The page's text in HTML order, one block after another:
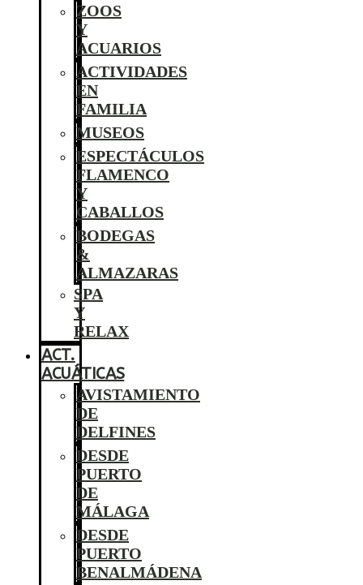
ZOOS
Y
ACUARIOS
ACTIVIDADES
EN
FAMILIA
MUSEOS
ESPECTÁCULOS
FLAMENCO
Y
CABALLOS
BODEGAS
&
ALMAZARAS
SPA
Y
RELAX
ACT.
ACUÁTICAS
AVISTAMIENTO
DE
DELFINES
DESDE
PUERTO
DE
MÁLAGA
DESDE
PUERTO
BENALMÁDENA